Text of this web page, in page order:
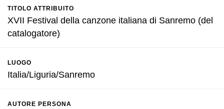
TITOLO ATTRIBUITO
XVII Festival della canzone italiana di Sanremo (del
catalogatore)
LUOGO
Italia/Liguria/Sanremo
AUTORE PERSONA